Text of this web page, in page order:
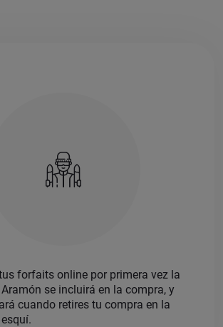
forfaits online por primera vez la
se incluirá en la compra, y
cuando retires tu compra en la